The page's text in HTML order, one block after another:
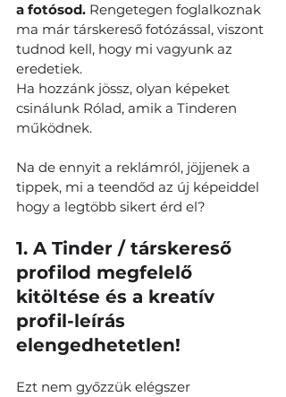
a fotósod. Rengetegen foglalkoznak
ma már társkereső fotózással, viszont
tudnod kell, hogy mi vagyunk az
eredetiek.
Ha hozzánk jössz, olyan képeket
csinálunk Rólad, amik a Tinderen
működnek.
Na de ennyit a reklámról, jöjjenek a
tippek, mi a teendőd az új képeiddel
hogy a legtöbb sikert érd el?
1. A Tinder / társkereső
profilod megfelelő
kitöltése és a kreatív
profil-leírás
elengedhetetlen!
Ezt nem győzzük elégszer